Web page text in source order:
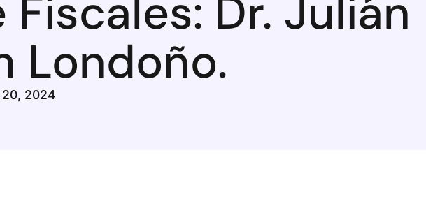
Dr. Julián
Londoño.
20, 2024